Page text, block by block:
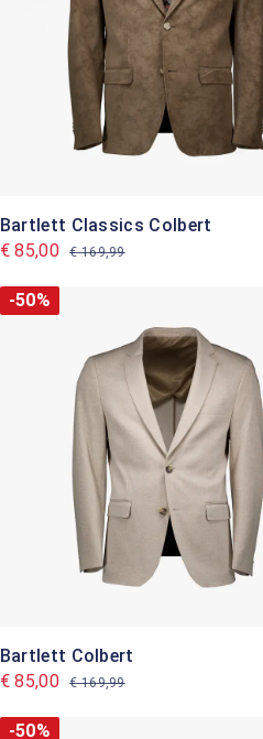
Bartlett Classics Colbert
€ 85,00
€ 169,99
-50%
Bartlett Colbert
€ 85,00
€ 169,99
-50%